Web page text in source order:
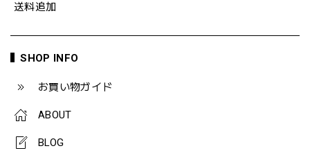
送料追加
SHOP INFO
お買い物ガイド
ABOUT
BLOG